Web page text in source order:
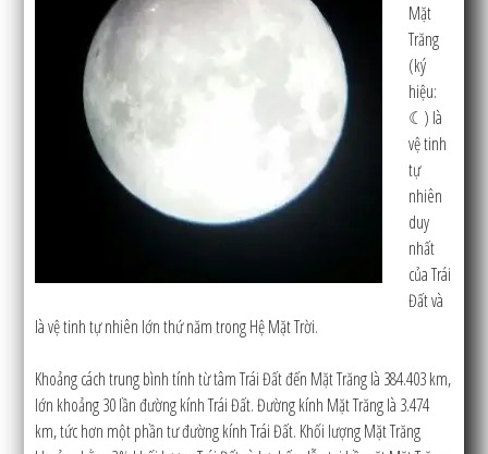
Mặt
Trăng
(ký
hiệu:
☾) là
vệ tinh
tự
nhiên
duy
nhất
của Trái
Đất và
là vệ tinh tự nhiên lớn thứ năm trong Hệ Mặt Trời.
Khoảng cách trung bình tính từ tâm Trái Đất đến Mặt Trăng là 384.403 km,
lớn khoảng 30 lần đường kính Trái Đất. Đường kính Mặt Trăng là 3.474
km, tức hơn một phần tư đường kính Trái Đất. Khối lượng Mặt Trăng